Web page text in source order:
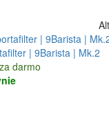
| 9Barista | Mk.2
darmo